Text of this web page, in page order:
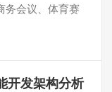
务会议、体育赛
开发架构分析